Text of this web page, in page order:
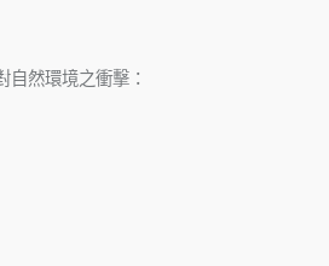
然環境之衝擊：